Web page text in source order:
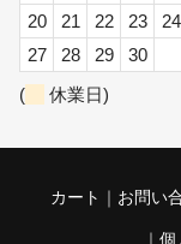
20
21 22 23 24
27
28 29
30
(
休業日)
カート お問い
個